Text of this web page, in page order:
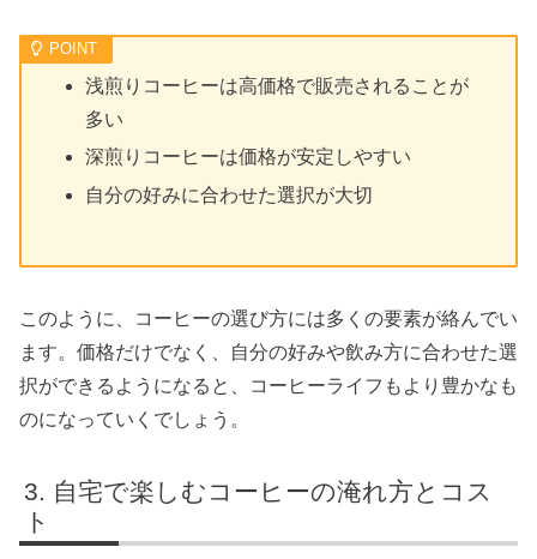
浅煎りコーヒーは高価格で販売されることが
多い
深煎りコーヒーは価格が安定しやすい
自分の好みに合わせた選択が大切
このように、コーヒーの選び方には多くの要素が絡んでい
ます。価格だけでなく、自分の好みや飲み方に合わせた選
択ができるようになると、コーヒーライフもより豊かなも
のになっていくでしょう。
自宅で楽しむコーヒーの淹れ方とコス
ト